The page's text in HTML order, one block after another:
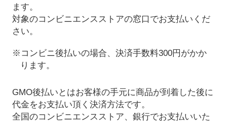
ます。
対象のコンビニエンスストアの窓口でお支払いくだ
さい。
※コンビニ後払いの場合、決済手数料300円がかか
ります。
GMO後払いとはお客様の手元に商品が到着した後に
代金をお支払い頂く決済方法です。
全国のコンビニエンスストア、銀行でお支払いいた